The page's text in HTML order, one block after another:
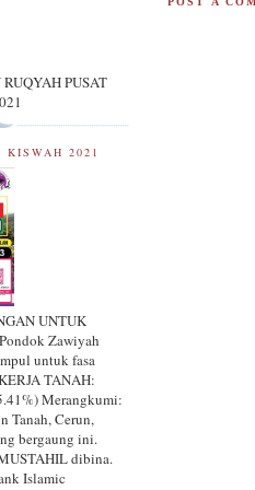
PUSAT
KISWAH 2021
UNTUK
Zawiyah
untuk fasa
TANAH:
Merangkumi:
Tanah, Cerun,
bergaung ini.
dibina.
Islamic